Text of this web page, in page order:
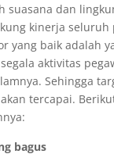
suasana dan
kinerja seluruh
yang baik adalah
aktivitas
Sehingga
tercapai.
bagus